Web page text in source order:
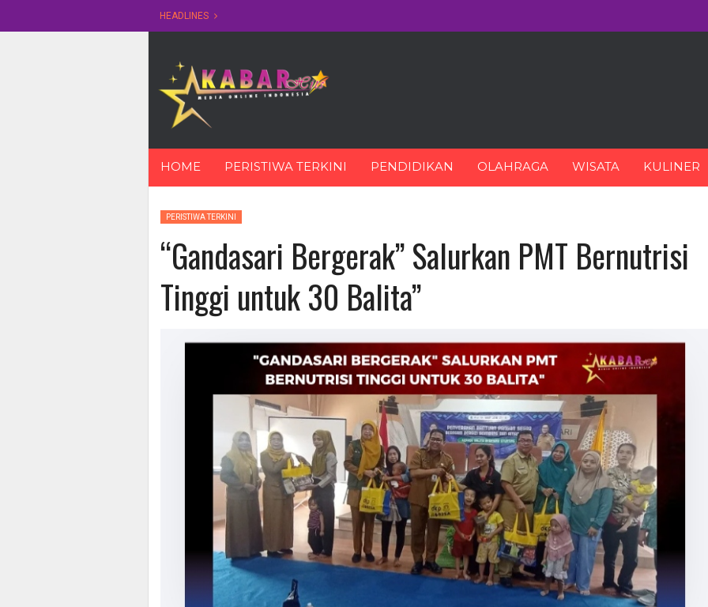
HEADLINES
content
HOME PERISTIWA TERKINI PENDIDIKAN OLAHRAGA WISATA KULINER
PERISTIWA TERKINI
“Gandasari Bergerak” Salurkan PMT Bernutrisi
Tinggi untuk 30 Balita”